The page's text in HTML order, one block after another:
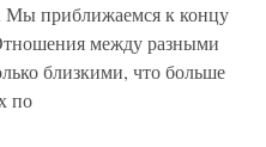
к концу
между разными
близкими, что больше
по